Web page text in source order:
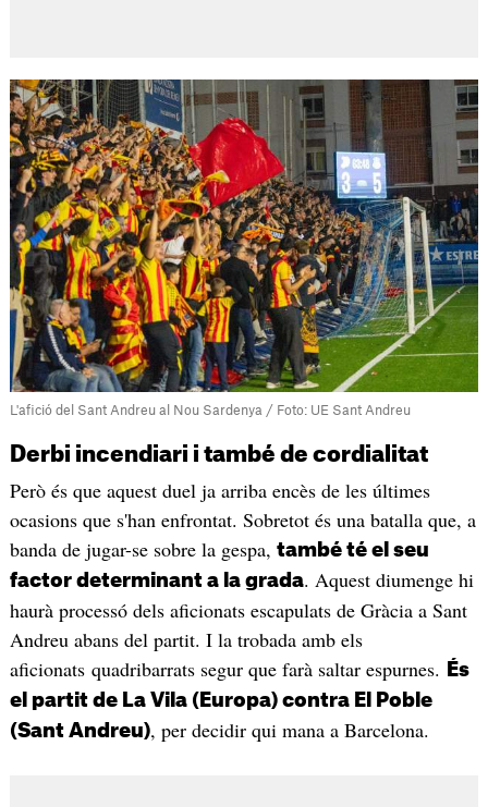
L'afició del Sant Andreu al Nou Sardenya / Foto: UE Sant Andreu
Derbi incendiari i també de cordialitat
Però és que aquest duel ja arriba encès de les últimes
ocasions que s'han enfrontat. Sobretot és una batalla que, a
banda de jugar-se sobre la gespa, també té el seu
factor determinant a la grada. Aquest diumenge hi
haurà processó dels aficionats escapulats de Gràcia a Sant
Andreu abans del partit. I la trobada amb els
aficionats quadribarrats segur que farà saltar espurnes.
És
el partit de La Vila (Europa) contra El Poble
(Sant Andreu), per decidir qui mana a Barcelona.